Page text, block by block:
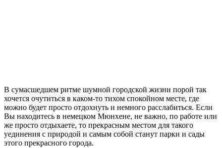
В сумасшедшем ритме шумной городской жизни порой так
хочется очутиться в каком-то тихом спокойном месте, где
можно будет просто отдохнуть и немного расслабиться. Если
Вы находитесь в немецком Мюнхене, не важно, по работе или
же просто отдыхаете, то прекрасным местом для такого
уединения с природой и самым собой станут парки и сады
этого прекрасного города.